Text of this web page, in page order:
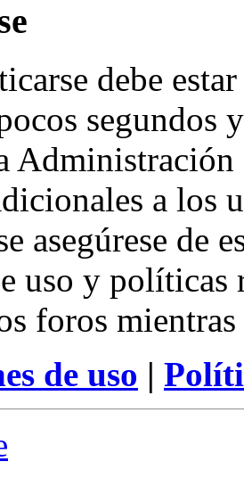
debe
segundos
a los
asegúrese de
uso y políticas
foros
de uso |